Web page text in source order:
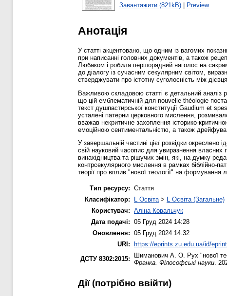
Завантажити (821kB)| Preview
Анотація
У статті акцентовано, що одним із вагомих
при написанні головних документів, а також
Любаком і робила першорядний наголос на
до діалогу із сучасним секулярним світом,
стверджувати про істотну суголосність між
Важливою складовою статті є детальний аналіз
що цій емблематичній для nouvelle théologie
текст душпастирської конституції Gaudium et
усталені патерни церковного мислення,
вважав некритичне захоплення історико-
емоційною сентиментальністю, а також
У завершальній частині цієї розвідки окреслено
свій науковий часопис для увиразнення власних
винахідництва та рішучих змін, які, на думку
контрсекулярного мислення в рамках біблійно-
теорії про вплив "нової теології" на формування
Тип ресурсу: Стаття
Класифікатор:
L Освіта> L Освіта (Загальне)
Користувач: Аліна Ковальчук
Дата подачі: 05 Груд 2024 14:28
Оновлення: 05 Груд 2024 14:32
URI:
https://eprints.zu.edu.ua/id/
ДСТУ 8302:2015:
Шиманович А. О. Рух "нової
Франка. Філософські науки.
Дії ​​(потрібно ввійти)